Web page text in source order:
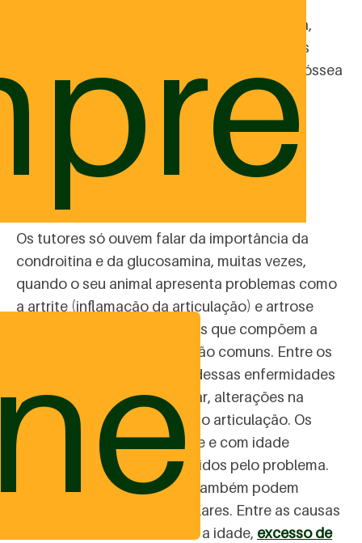
A cartilagem de peixe é fonte de condroitina,
glucosamina, cálcio e fósforo, componentes
muito importantes para uma boa formação óssea
dos fetos e do animal em crescimento.
Entenda um pouco sobre cada um
desses componentes a seguir!
Os tutores só ouvem falar da importância da
condroitina e da glucosamina, muitas vezes,
quando o seu animal apresenta problemas como
a artrite (inflamação da articulação) e artrose
(degeneração das estruturas que compõem a
articulação), doenças que são comuns. Entre os
sinais clínicos decorrentes dessas enfermidades
estão: dificuldade para andar, alterações na
postura e muita dor na região articulação. Os
cães de porte médio, grande e com idade
avançada são os mais atingidos pelo problema.
Entretanto, os mais jovens também podem
desenvolver doenças articulares. Entre as causas
dessas enfermidades estão a idade, excesso de